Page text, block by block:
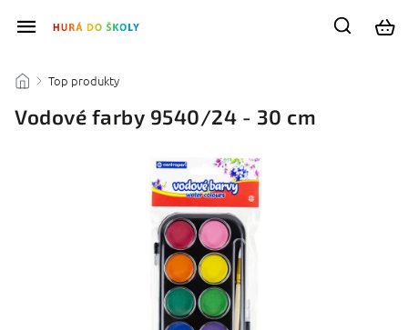
/ Top produkty
Vodové farby 9540/24 - 30 cm